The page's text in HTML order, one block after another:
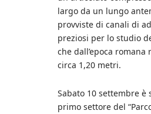
largo da un lungo
provviste di canali di
preziosi per lo studio
che dall’epoca
circa 1,20 metri.
Sabato 10 settembre
primo settore del